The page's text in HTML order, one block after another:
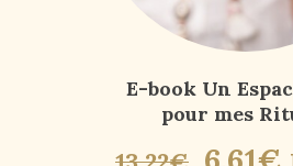
E-book Un
pour mes